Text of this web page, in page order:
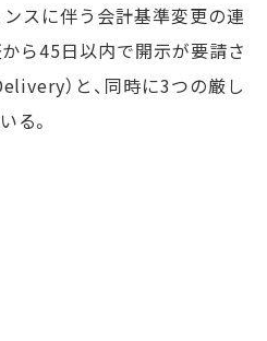
ンスに伴う会計基準変更の連
から45日以内で開示が要請さ
）と、同時に3つの厳し
る。